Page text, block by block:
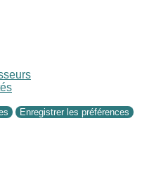
Enregistrer les préférences